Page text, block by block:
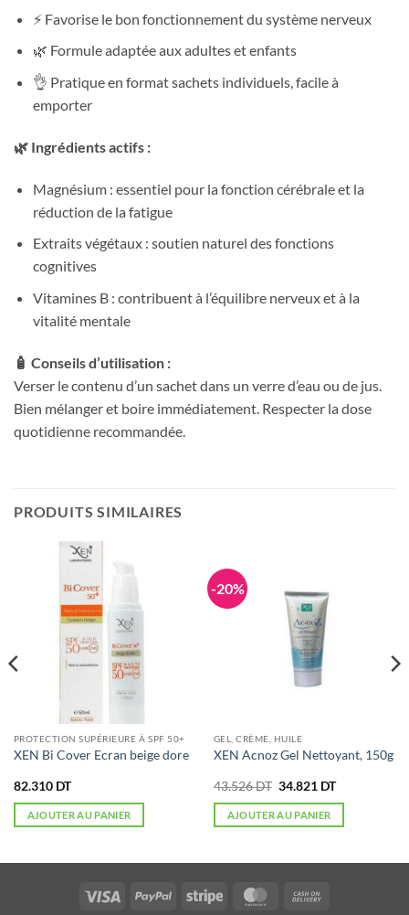
⚡ Favorise le bon fonctionnement du système nerveux
🌿 Formule adaptée aux adultes et enfants
👌 Pratique en format sachets individuels, facile à
emporter
🌿 Ingrédients actifs :
Magnésium : essentiel pour la fonction cérébrale et la
réduction de la fatigue
Extraits végétaux : soutien naturel des fonctions
cognitives
Vitamines B : contribuent à l’équilibre nerveux et à la
vitalité mentale
🧴 Conseils d’utilisation :
Verser le contenu d’un sachet dans un verre d’eau ou de jus.
Bien mélanger et boire immédiatement. Respecter la dose
quotidienne recommandée.
PRODUITS SIMILAIRES
PROTECTION SUPÉRIEURE À SPF 50+
XEN Bi Cover Ecran beige dore
82.310 DT
AJOUTER AU PANIER
-20%
GEL, CRÈME, HUILE
XEN Acnoz Gel Nettoyant, 150g
43.526DT Le
initial
était :
34.821 DTLe
actuel
AJOUTER AU PANIER
Visa PayPal Stripe MasterCard